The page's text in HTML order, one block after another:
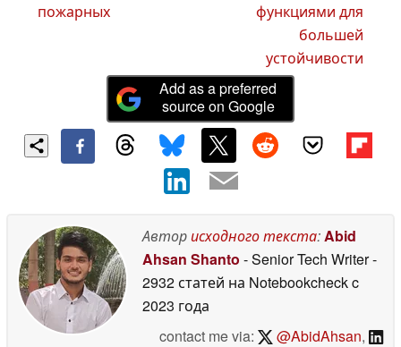
пожарных
функциями для
большей
устойчивости
Add as a preferred
source on Google
Авторисходного текста: Abid
Ahsan Shanto - Senior Tech Writer-
2932 статей на Notebookcheckc
2023 года
contact me via:
@AbidAhsan,